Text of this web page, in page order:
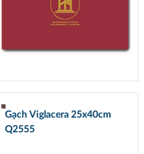
Gạch Viglacera 25x40cm
Q2555